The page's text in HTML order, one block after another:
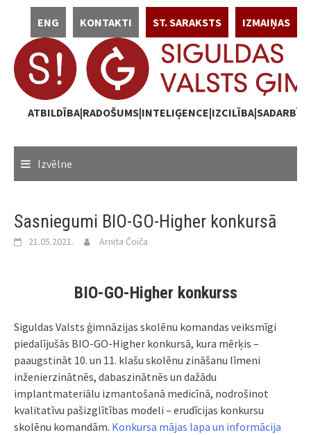
content
IZMAIŅAS
ST. SARAKSTS
KONTAKTI
ENG
Izvēlne
Sasniegumi BIO-GO-Higher konkursā
21.05.2021. Arnita Čoiča
BIO-GO-Higher konkurss
Siguldas Valsts ģimnāzijas skolēnu komandas veiksmīgi
piedalījušās BIO-GO-Higher konkursā, kura mērķis –
paaugstināt 10. un 11. klašu skolēnu zināšanu līmeni
inženierzinātnēs, dabaszinātnēs un dažādu
implantmateriālu izmantošanā medicīnā, nodrošinot
kvalitatīvu pašizglītības modeli – erudīcijas konkursu
skolēnu komandām. Konkursa mājas lapa un informācija